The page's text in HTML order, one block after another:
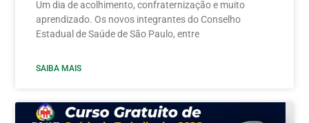
Um dia de acolhimento, confraternização e muito
aprendizado. Os novos integrantes do Conselho
Estadual de Saúde de São Paulo, entre
SAIBA MAIS